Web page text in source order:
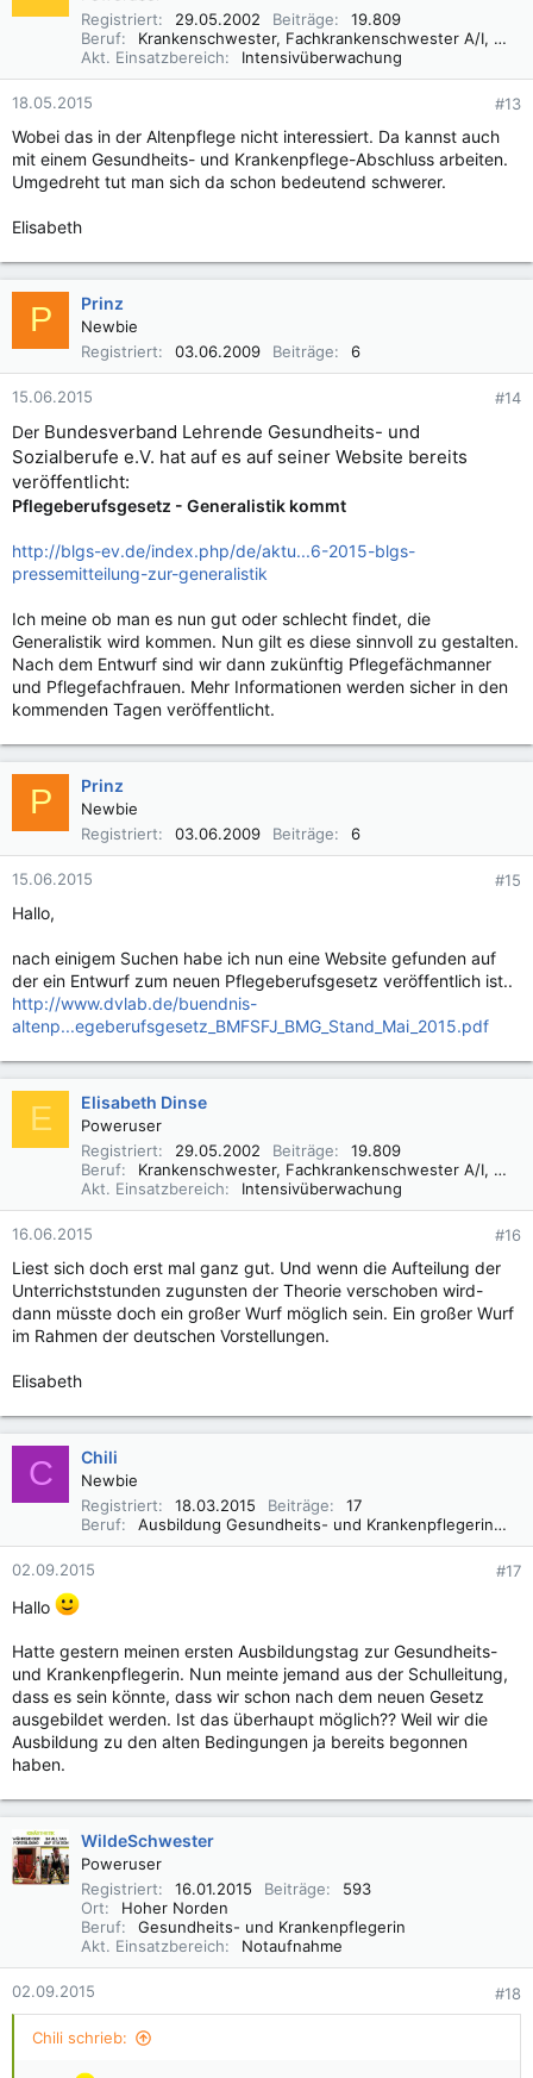
Registriert
29.05.2002 Beiträge
19.809
Beruf
Krankenschwester, Fachkrankenschwester A/I, Praxisbegleiter Basale Stimulation
Akt. Einsatzbereich
Intensivüberwachung
18.05.2015 #13
Wobei das in der Altenpflege nicht interessiert. Da kannst auch
mit einem Gesundheits- und Krankenpflege-Abschluss arbeiten.
Umgedreht tut man sich da schon bedeutend schwerer.
Elisabeth
P Prinz
Newbie
Registriert
03.06.2009 Beiträge 6
15.06.2015 #14
Der Bundesverband Lehrende Gesundheits- und
Sozialberufe e.V. hat auf es auf seiner Website bereits
veröffentlicht:
Pflegeberufsgesetz - Generalistik kommt
http://blgs-ev.de/index.php/de/aktu...6-2015-blgs-
pressemitteilung-zur-generalistik
Ich meine ob man es nun gut oder schlecht findet, die
Generalistik wird kommen. Nun gilt es diese sinnvoll zu gestalten.
Nach dem Entwurf sind wir dann zukünftig Pflegefächmanner
und Pflegefachfrauen. Mehr Informationen werden sicher in den
kommenden Tagen veröffentlicht.
P Prinz
Newbie
Registriert
03.06.2009 Beiträge 6
15.06.2015 #15
Hallo,
nach einigem Suchen habe ich nun eine Website gefunden auf
der ein Entwurf zum neuen Pflegeberufsgesetz veröffentlich ist..
http://www.dvlab.de/buendnis-
altenp...egeberufsgesetz_BMFSFJ_BMG_Stand_Mai_2015.pdf
E Elisabeth Dinse
Poweruser
Registriert
29.05.2002 Beiträge
19.809
Beruf
Krankenschwester, Fachkrankenschwester A/I, Praxisbegleiter Basale Stimulation
Akt. Einsatzbereich
Intensivüberwachung
16.06.2015 #16
Liest sich doch erst mal ganz gut. Und wenn die Aufteilung der
Unterrichststunden zugunsten der Theorie verschoben wird-
dann müsste doch ein großer Wurf möglich sein. Ein großer Wurf
im Rahmen der deutschen Vorstellungen.
Elisabeth
C Chili
Newbie
Registriert
18.03.2015 Beiträge
17
Beruf
Ausbildung Gesundheits- und Krankenpflegerin 09/15
02.09.2015 #17
Hallo
Hatte gestern meinen ersten Ausbildungstag zur Gesundheits-
und Krankenpflegerin. Nun meinte jemand aus der Schulleitung,
dass es sein könnte, dass wir schon nach dem neuen Gesetz
ausgebildet werden. Ist das überhaupt möglich?? Weil wir die
Ausbildung zu den alten Bedingungen ja bereits begonnen
haben.
WildeSchwester
Poweruser
Registriert
16.01.2015 Beiträge
593
Ort
Hoher Norden
Beruf
Gesundheits- und Krankenpflegerin
Akt. Einsatzbereich
Notaufnahme
02.09.2015 #18
Chili schrieb: